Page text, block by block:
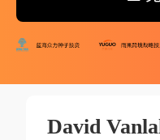
David